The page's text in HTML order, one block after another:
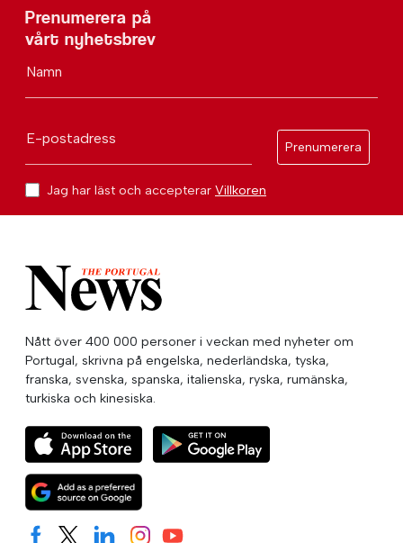
Prenumerera på
vårt nyhetsbrev
Namn
E-postadress
Prenumerera
Jag har läst och accepterar Villkoren
Nått över 400 000 personer i veckan med nyheter om
Portugal, skrivna på engelska, nederländska, tyska,
franska, svenska, spanska, italienska, ryska, rumänska,
turkiska och kinesiska.